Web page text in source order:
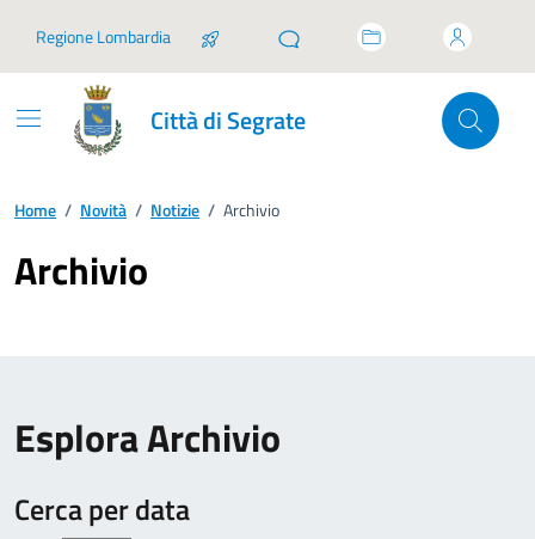
Regione Lombardia
Città di Segrate
Home / Novità / Notizie / Archivio
Archivio
Esplora Archivio
Cerca per data